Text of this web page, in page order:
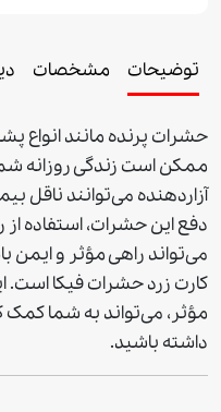
توضیحات مشخصات
حشرات پرنده مانند انواع
ممکن است زندگی روزانه
آزاردهنده‌ می‌توانند ناقل
دفع این حشرات، استفاده
می‌تواند راهی مؤثر و ایمن
کارت زردحشرات فیکا است.
مؤثر، می‌تواند به شما
داشته باشید.